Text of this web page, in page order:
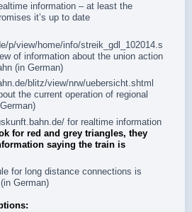
information – at least the
it’s up to date
p/view/home/info/streik_gdl_102014.s
of information about the union action
(in German)
blitz/view/nrw/uebersicht.shtml
the current operation of regional
for realtime information
for red and grey triangles, they
saying the train is
for long distance connections is
(in German)